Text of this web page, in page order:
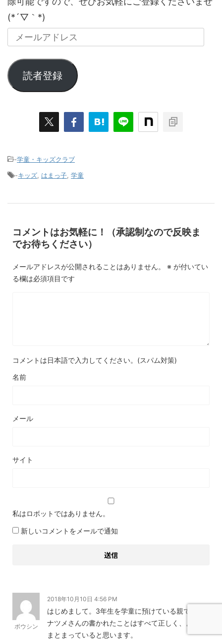
(*´▽｀*)
読者登録
-学童・キッズクラブ
-キッズ, はまっ子, 学童
コメントはお気軽に！（承認制なので反映ま
でお待ちください）
メールアドレスが公開されることはありません。 ※ が付いてい
る欄は必須項目です
コメントは日本語で入力してください。(スパム対策)
名前
メール
サイト
私はロボットではありません。
新しいコメントをメールで通知
ボウシン
2018年10月10日 4:56 PM
はじめまして。3年生を学童に預けている親です。
ナツメさんの書かれたことはすべて正しく、よく
まとまっていると思います。